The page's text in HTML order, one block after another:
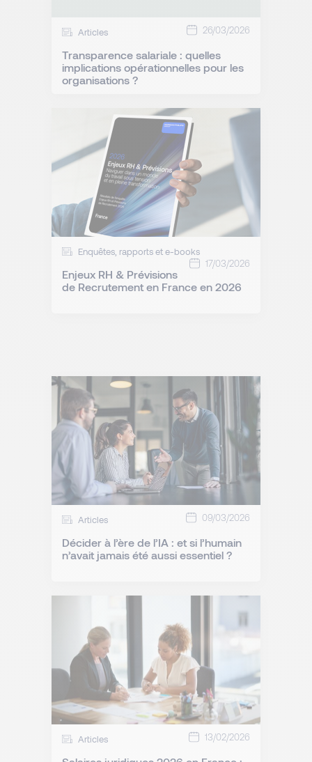
Articles 26/03/2026
Transparence salariale : quelles
implications opérationnelles pour les
organisations ?
Enquêtes, rapports et e-books
17/03/2026
Enjeux RH & Prévisions
de Recrutement en France en 2026
Articles 09/03/2026
Décider à l’ère de l’IA : et si l’humain
n’avait jamais été aussi essentiel ?
Articles 13/02/2026